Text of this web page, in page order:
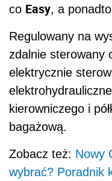
co Easy, a
Regulowany na
zdalnie sterowany
elektrycznie
kierowniczego i
bagażową.
Zobacz też: Nowy
wybrać? Poradnik